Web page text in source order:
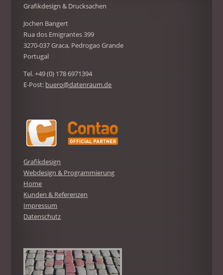
Grafikdesign & Drucksachen
Jochen Bangert
Rua dos Emigrantes 399
3270-037 Graca, Pedrogao Grande
Portugal
Tel. +49 (0) 178 6971394
E-Post:buero@datenraum.de
Grafikdesign
Webdesign & Programmierung
Home
Kunden & Referenzen
Impressum
Datenschutz